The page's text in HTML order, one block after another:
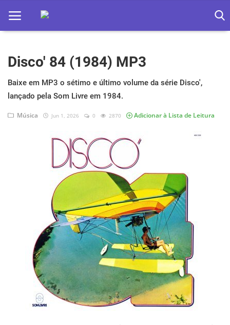
Home
Apps
Jogos hoje na TV
Disco' 84 (1984) MP3
Baixe em MP3 o sétimo e último volume da série Disco',
lançado pela Som Livre em 1984.
Música Jun 1, 2026 0 2870 Adicionar à Lista de Leitura